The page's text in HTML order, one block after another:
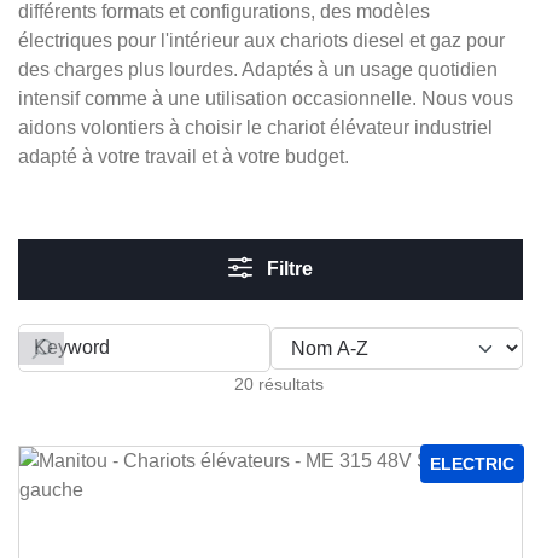
différents formats et configurations, des modèles
électriques pour l'intérieur aux chariots diesel et gaz pour
des charges plus lourdes. Adaptés à un usage quotidien
intensif comme à une utilisation occasionnelle. Nous vous
aidons volontiers à choisir le chariot élévateur industriel
adapté à votre travail et à votre budget.
Filtre
20 résultats
Filter by
ELECTRIC